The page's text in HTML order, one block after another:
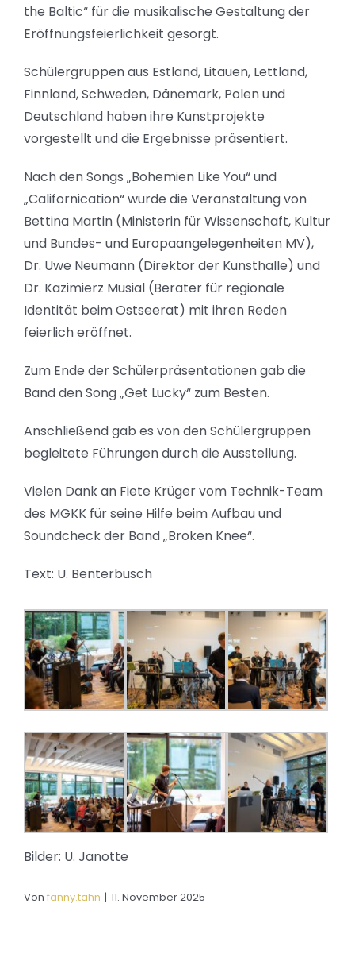
the Baltic“ für die musikalische Gestaltung der
Eröffnungsfeierlichkeit gesorgt.
Schülergruppen aus Estland, Litauen, Lettland,
Finnland, Schweden, Dänemark, Polen und
Deutschland haben ihre Kunstprojekte
vorgestellt und die Ergebnisse präsentiert.
Nach den Songs „Bohemien Like You“ und
„Californication“ wurde die Veranstaltung von
Bettina Martin (Ministerin für Wissenschaft, Kultur
und Bundes- und Europaangelegenheiten MV),
Dr. Uwe Neumann (Direktor der Kunsthalle) und
Dr. Kazimierz Musial (Berater für regionale
Identität beim Ostseerat) mit ihren Reden
feierlich eröffnet.
Zum Ende der Schülerpräsentationen gab die
Band den Song „Get Lucky“ zum Besten.
Anschließend gab es von den Schülergruppen
begleitete Führungen durch die Ausstellung.
Vielen Dank an Fiete Krüger vom Technik-Team
des MGKK für seine Hilfe beim Aufbau und
Soundcheck der Band „Broken Knee“.
Text: U. Benterbusch
Bilder: U. Janotte
Von fanny.tahn | 11. November 2025